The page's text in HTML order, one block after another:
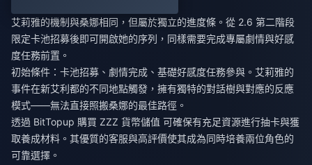
艾莉雅的機制與桑娜相同，但屬於獨立的進度條。從 2.6 第二階段
限定卡池招募後即可開啟她的序列，同樣需要完成專屬劇情與好感
度任務前置。
初始條件：卡池招募、劇情完成、基礎好感度任務參與。艾莉雅的
事件在新艾利都的不同地點觸發，擁有獨特的對話樹與對應的反應
模式——無法直接照搬桑娜的最佳路徑。
透過 BitTopup 購買 ZZZ 貨幣儲值 可確保有充足資源進行抽卡與獲
取養成材料。其優質的客服與高評價使其成為同時培養兩位角色的
可靠選擇。